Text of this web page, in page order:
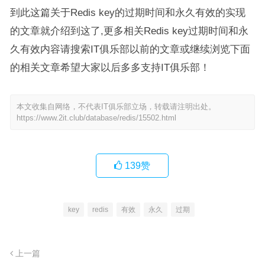
到此这篇关于Redis key的过期时间和永久有效的实现
的文章就介绍到这了,更多相关Redis key过期时间和永
久有效内容请搜索IT俱乐部以前的文章或继续浏览下面
的相关文章希望大家以后多多支持IT俱乐部！
本文收集自网络，不代表IT俱乐部立场，转载请注明出处。
https://www.2it.club/database/redis/15502.html
139赞
key redis 有效 永久 过期
上一篇